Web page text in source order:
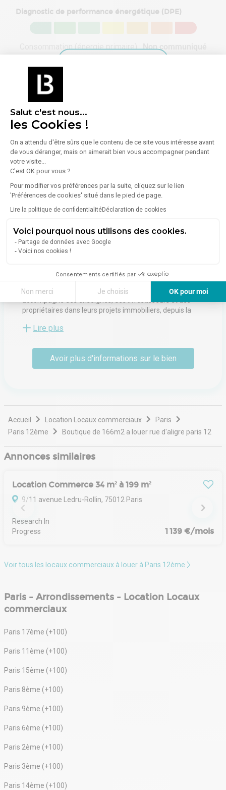
Salut c'est nous...
les Cookies !
On a attendu d'être sûrs que le contenu de ce site vous intéresse avant
de vous déranger, mais on aimerait bien vous accompagner pendant
votre visite...
C'est OK pour vous ?
Pour modifier vos préférences par la suite, cliquez sur le lien
'Préférences de cookies' situé dans le pied de page.
Lire la politique de confidentialitéDéclaration de cookies
Voici pourquoi nous utilisons des cookies.
Partage de données avec Google
Voici nos cookies !
Consentements certifiés par
Non merci Je choisis
OK pour moi
Axeptio consent
Plateforme de Gestion du Consentement : Personnalisez vos Options
Notre plateforme vous permet d'adapter et de gérer vos paramètres
Diagnostic de performance énergétique (DPE)
Consommation (énergie primaire) :Non communiqué
À propos de l'agence
102 Boulevard De Courcelles
75017Paris
Silver Keys est un cabinet indépendant spécialisé dans
l’immobilier commercial et d’investissement. La société
propriétaires dans leurs projets immobiliers, depuis la
Son activité couvre la vente, la location et la gestion de
et d’immeubles. Silver Keys intervient comme conseil
tout au long des processus immobiliers, en apportant
une expertise opérationnelle adaptée aux besoins
Lire plus
Avoir plus d'informations sur le bien
Accueil Location Locaux commerciaux
Paris
Paris 12ème
Boutique de 166m2 a louer rue d'aligre paris 12
Annonces similaires
Location Commerce 34 m² à 199 m²
9/11 avenue Ledru-Rollin, 75012 Paris
Research In
Progress
1 139 €/mois
Voir tous les locaux commerciaux à louer à Paris 12ème
Paris - Arrondissements - Location Locaux
commerciaux
Paris 17ème (+100)
Paris 11ème (+100)
Paris 15ème (+100)
Paris 8ème (+100)
Paris 9ème (+100)
Paris 6ème (+100)
Paris 2ème (+100)
Paris 3ème (+100)
Paris 14ème (+100)